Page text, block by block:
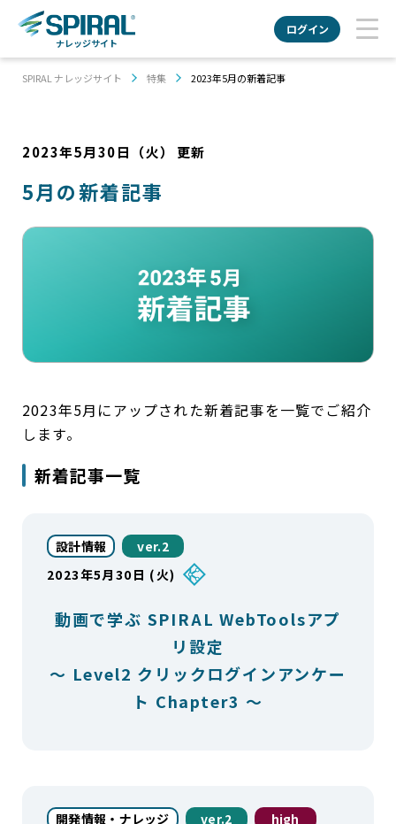
ナレッジサイト
ログイン
SPIRAL ナレッジサイト 特集 2023年5月の新着記事
2023年5月30日（火） 更新
5月の新着記事
2023年5月にアップされた新着記事を一覧でご紹介
します。
新着記事一覧
設計情報
ver.2
2023年5月30日 (火)
動画で学ぶ SPIRAL WebToolsアプ
リ設定
～ Level2 クリックログインアンケー
ト Chapter3 ～
開発情報・ナレッジ ver.2
high